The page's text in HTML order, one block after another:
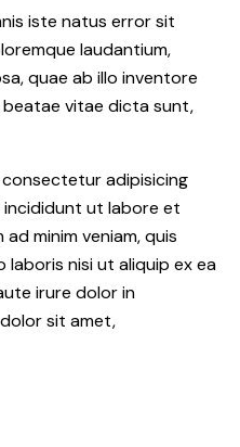
iste natus error sit
laudantium,
quae ab illo inventore
vitae dicta sunt,
adipisicing
ut labore et
minim veniam, quis
nisi ut aliquip ex ea
irure dolor in
sit amet,